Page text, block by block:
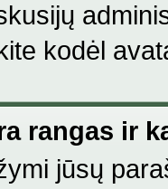
kodėl
rangas ir
jūsų